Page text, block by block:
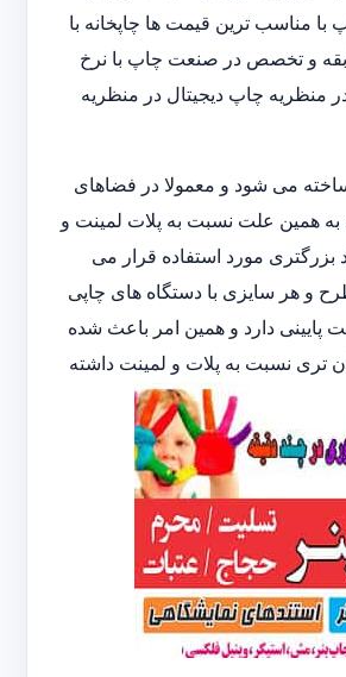
مناسب ترین قیمت ها چاپخانه با
و تخصص در صنعت چاپ با نرخ
منظریه چاپ دیجیتال در منظریه
می شود و معمولا در فضاهای
همین علت نسبت به پلات لمینت و
بزرگتری مورد استفاده قرار می
و هر سایزی با دستگاه های چاپی
پایینی دارد و همین امر باعث شده
تری نسبت به پلات و لمینت داشته